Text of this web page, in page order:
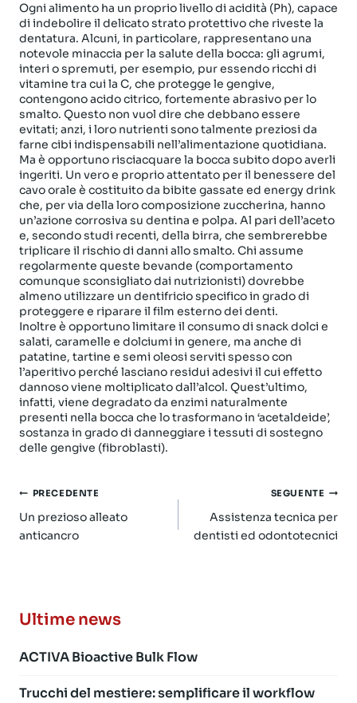
Ogni alimento ha un proprio livello di acidità (Ph), capace
di indebolire il delicato strato protettivo che riveste la
dentatura. Alcuni, in particolare, rappresentano una
notevole minaccia per la salute della bocca: gli agrumi,
interi o spremuti, per esempio, pur essendo ricchi di
vitamine tra cui la C, che protegge le gengive,
contengono acido citrico, fortemente abrasivo per lo
smalto. Questo non vuol dire che debbano essere
evitati; anzi, i loro nutrienti sono talmente preziosi da
farne cibi indispensabili nell’alimentazione quotidiana.
Ma è opportuno risciacquare la bocca subito dopo averli
ingeriti. Un vero e proprio attentato per il benessere del
cavo orale è costituito da bibite gassate ed energy drink
che, per via della loro composizione zuccherina, hanno
un’azione corrosiva su dentina e polpa. Al pari dell’aceto
e, secondo studi recenti, della birra, che sembrerebbe
triplicare il rischio di danni allo smalto. Chi assume
regolarmente queste bevande (comportamento
comunque sconsigliato dai nutrizionisti) dovrebbe
almeno utilizzare un dentifricio specifico in grado di
proteggere e riparare il film esterno dei denti.
Inoltre è opportuno limitare il consumo di snack dolci e
salati, caramelle e dolciumi in genere, ma anche di
patatine, tartine e semi oleosi serviti spesso con
l’aperitivo perché lasciano residui adesivi il cui effetto
dannoso viene moltiplicato dall’alcol. Quest’ultimo,
infatti, viene degradato da enzimi naturalmente
presenti nella bocca che lo trasformano in ‘acetaldeide’,
sostanza in grado di danneggiare i tessuti di sostegno
delle gengive (fibroblasti).
Navigazione
articoli
PRECEDENTE
Un prezioso alleato
anticancro
SEGUENTE
Assistenza tecnica per
dentisti ed odontotecnici
Ultime news
ACTIVA Bioactive Bulk Flow
Trucchi del mestiere: semplificare il workflow